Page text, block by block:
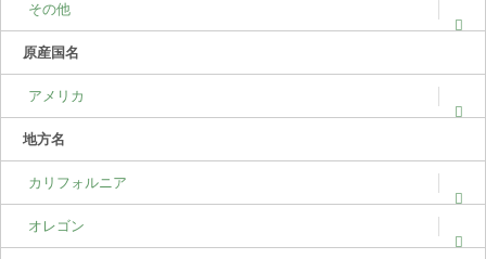
その他
原産国名
アメリカ
地方名
カリフォルニア
オレゴン